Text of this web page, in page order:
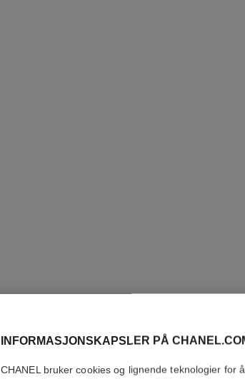
INFORMASJONSKAPSLER PÅ
CHANEL bruker cookies og lignende teknologier for